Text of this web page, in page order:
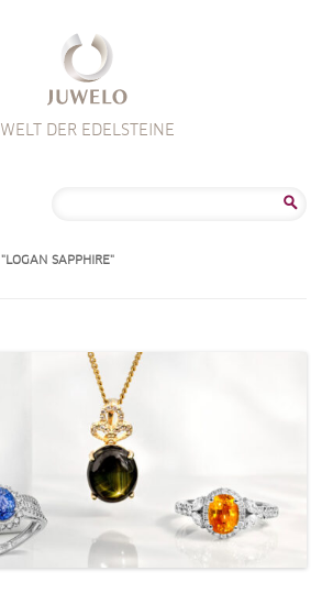
WELT DER EDELSTEINE
"LOGAN SAPPHIRE"